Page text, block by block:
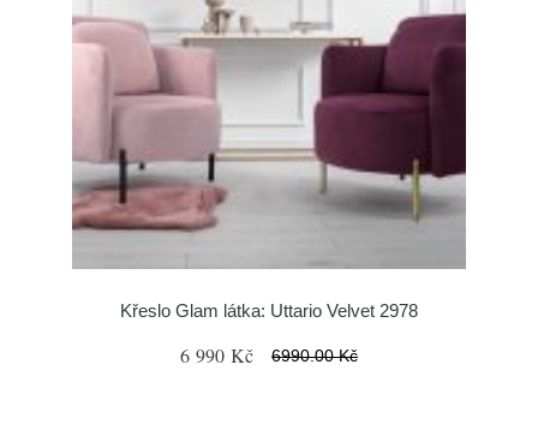
Křeslo Glam látka: Uttario Velvet 2978
6 990 Kč 6990.00 Kč